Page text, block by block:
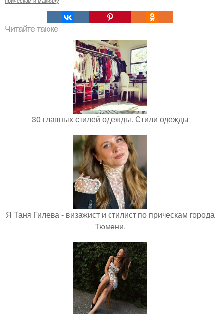
Читайте также
30 главных стилей одежды. Стили одежды
Я Таня Гилева - визажист и стилист по прическам города
Тюмени.